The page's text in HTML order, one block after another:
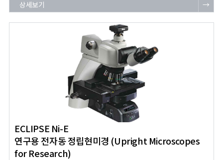
상세보기 →
ECLIPSE Ni-E
연구용 전자동 정립현미경 (Upright Microscopes
for Research)